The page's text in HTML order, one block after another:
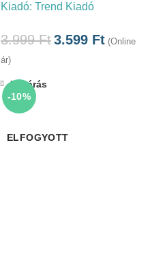
Kiadó: Trend Kiadó
3.999Ft3.599 Ft (Online
ár)
-10%
ELFOGYOTT
Bezárás